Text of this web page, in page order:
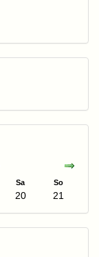
Sa So
20 21